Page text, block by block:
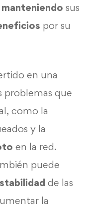
manteniendo sus
por su
en una
problemas que
como la
y la
en la red.
puede
de las
la